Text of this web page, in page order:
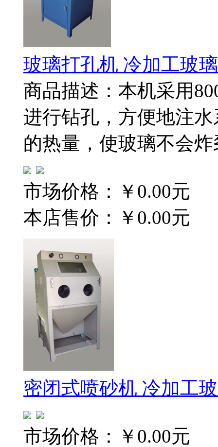
玻璃打孔机 冷加工玻
商品描述：本机采用
进行钻孔，方便地注
的热量，使玻璃不会
市场价格：
￥0.00元
本店售价：
￥0.00元
密闭式喷砂机 冷加工
市场价格：
￥0.00元